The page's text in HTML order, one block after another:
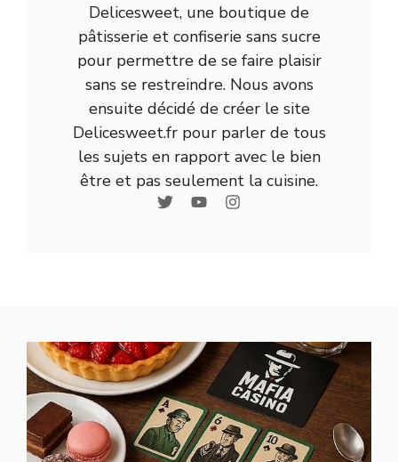
Delicesweet, une boutique de
pâtisserie et confiserie sans sucre
pour permettre de se faire plaisir
sans se restreindre. Nous avons
ensuite décidé de créer le site
Delicesweet.fr pour parler de tous
les sujets en rapport avec le bien
être et pas seulement la cuisine.